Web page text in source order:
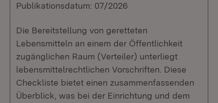
Publikationsdatum: 07/2026
Die Bereitstellung von geretteten
Lebensmitteln an einem der Öffentlichkeit
zugänglichen Raum (Verteiler) unterliegt
lebensmittelrechtlichen Vorschriften. Diese
Checkliste bietet einen zusammenfassenden
Überblick, was bei der Einrichtung und dem